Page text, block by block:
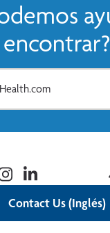
Ver Más
encontrar?
Contact Us (Inglés)
InstagramLinkedin